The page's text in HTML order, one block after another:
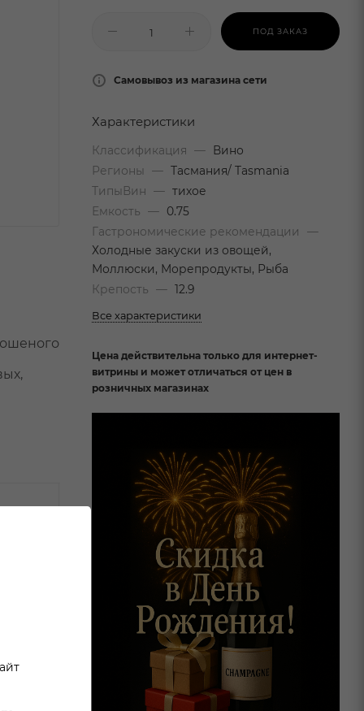
ПОД ЗАКАЗ
Самовывоз из магазина сети
Характеристики
Классификация —
Вино
Регионы
— Тасмания/ Tasmania
ТипыВин
— тихое
Емкость
—
0.75
Гастрономические рекомендации
—
Холодные закуски из овощей,
Моллюски, Морепродукты, Рыба
Крепость
— 12.9
Все характеристики
Цена действительна только для интернет-
витрины и может отличаться от цен в
розничных магазинах